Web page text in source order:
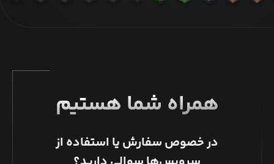
همراه شما هستیم
در خصوص سفارش یا استفاده از